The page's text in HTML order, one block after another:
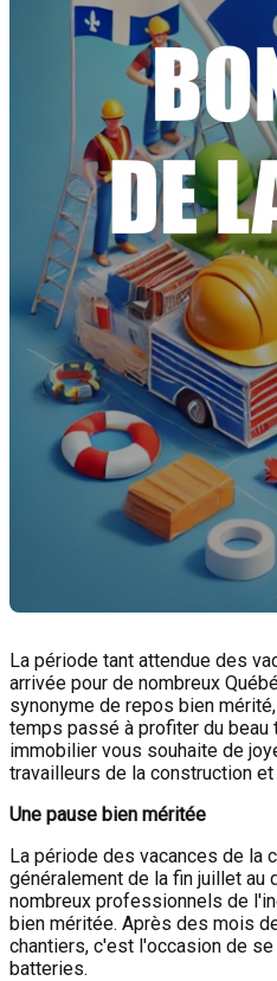
La période tant attendue des
arrivée pour de nombreux
synonyme de repos bien
temps passé à profiter du beau
immobilier vous souhaite de
travailleurs de la construction
Une pause bien méritée
La période des vacances de la
généralement de la fin juillet au
nombreux professionnels de
bien méritée. Après des mois
chantiers, c'est l'occasion de
batteries.